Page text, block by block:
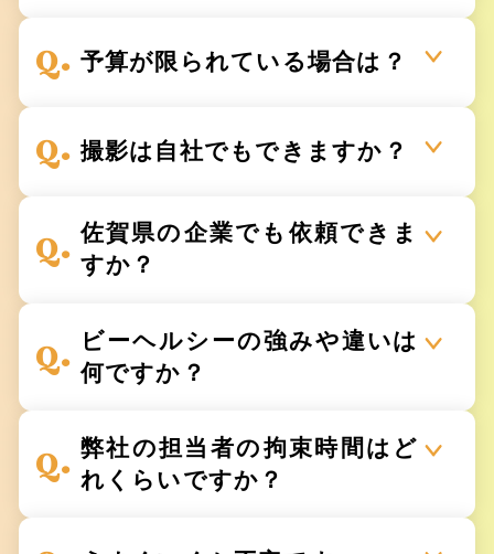
予算が限られている場合は？
撮影は自社でもできますか？
佐賀県の企業でも依頼できま
すか？
ビーヘルシーの強みや違いは
何ですか？
弊社の担当者の拘束時間はど
れくらいですか？